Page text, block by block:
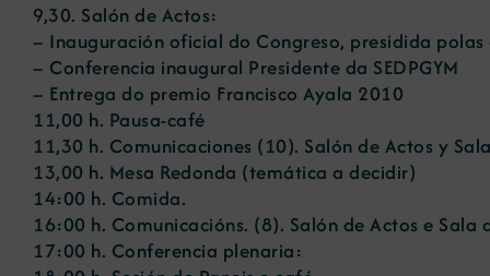
9,30. Salón de Actos:
– Inauguración oficial do Congreso, presidida
– Conferencia inaugural Presidente da SEDPGYM
– Entrega do premio Francisco Ayala 2010
11,00 h. Pausa-café
11,30 h. Comunicaciones (10). Salón de Actos y
13,00 h. Mesa Redonda (temática a decidir)
14:00 h. Comida.
16:00 h. Comunicacións. (8). Salón de Actos e Sala
17:00 h. Conferencia plenaria: